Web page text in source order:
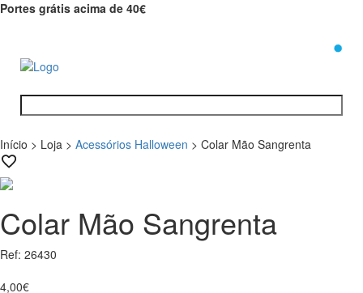
Portes grátis acima de 40€
Início > Loja > Acessórios Halloween > Colar Mão Sangrenta
Colar Mão Sangrenta
Ref: 26430
4,00€